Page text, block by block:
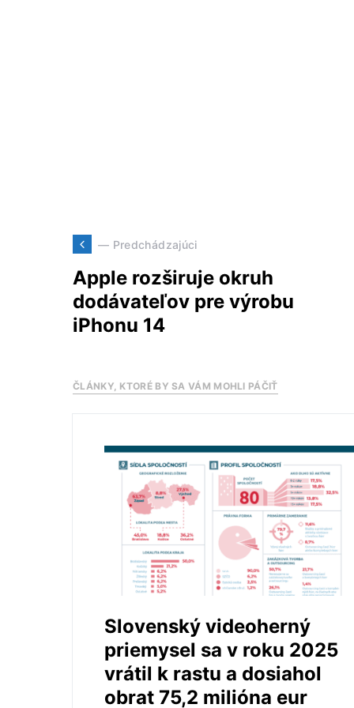
— Predchádzajúci
Apple rozširuje okruh
dodávateľov pre výrobu
iPhonu 14
ČLÁNKY, KTORÉ BY SA VÁM MOHLI PÁČIŤ
Slovenský videoherný
priemysel sa v roku 2025
vrátil k rastu a dosiahol
obrat 75,2 milióna eur